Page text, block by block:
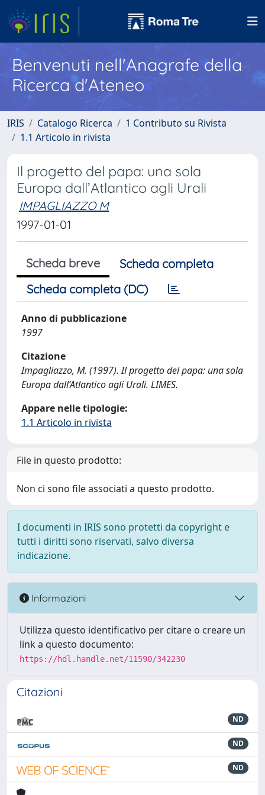
Benvenuti nell'Anagrafe della
Ricerca d'Ateneo
IRIS Catalogo Ricerca
1 Contributo su Rivista
1.1 Articolo in rivista
Il progetto del papa: una sola
Europa dall’Atlantico agli Urali
IMPAGLIAZZO M
1997-01-01
Scheda breve
Scheda completa
Scheda completa (DC)
Anno di pubblicazione
1997
Citazione
Impagliazzo, M. (1997). Il progetto del papa: una sola
Europa dall’Atlantico agli Urali. LIMES.
Appare nelle tipologie:
1.1 Articolo in rivista
File in questo prodotto:
Non ci sono file associati a questo prodotto.
I documenti in IRIS sono protetti da copyright e
tutti i diritti sono riservati, salvo diversa
indicazione.
Informazioni
Utilizza questo identificativo per citare o creare un
link a questo documento:
https://hdl.handle.net/11590/342230
Citazioni
ND
ND
ND